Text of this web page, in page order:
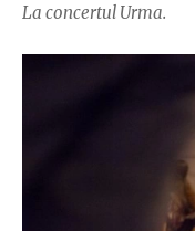
La concertul Urma.